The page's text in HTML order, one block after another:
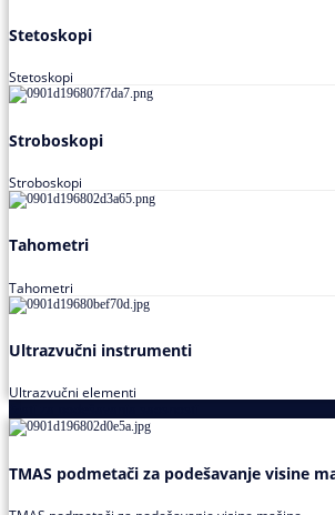
Stetoskopi
Stetoskopi
Stroboskopi
Stroboskopi
Tahometri
Tahometri
Ultrazvučni instrumenti
Ultrazvučni elementi
TMAS podmetači za podešavanje visine